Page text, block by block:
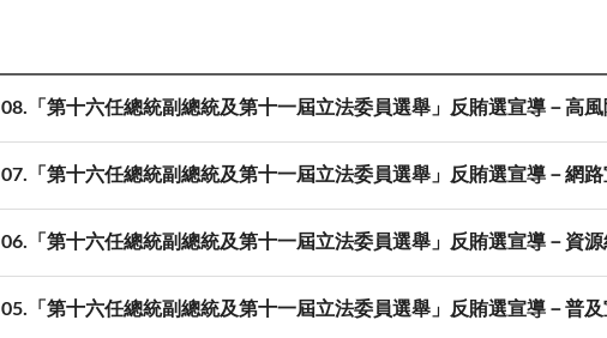
08.「第十六任總統副總統及第十一屆立法委員選舉」反賄選宣導－高
07.「第十六任總統副總統及第十一屆立法委員選舉」反賄選宣導－網
06.「第十六任總統副總統及第十一屆立法委員選舉」反賄選宣導－資
05.「第十六任總統副總統及第十一屆立法委員選舉」反賄選宣導－普